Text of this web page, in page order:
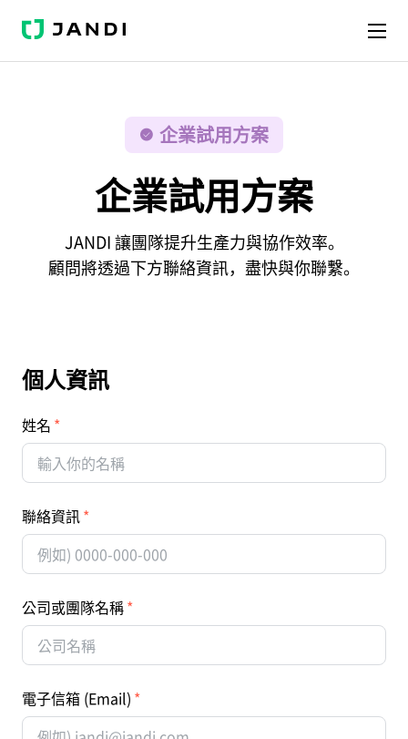
J
N
企業試用方案
企業試用方案
JANDI 讓團隊提升生產力與協作效率。
顧問將透過下方聯絡資訊，盡快與你聯繫。
個人資訊
姓名
聯絡資訊
公司或團隊名稱
電子信箱 (Email)